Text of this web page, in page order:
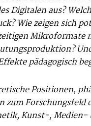
Digitalen aus?
Wie zeigen sich
Mikroformate
pädagogisch
Positionen,
zum
Kunst-, Medien-